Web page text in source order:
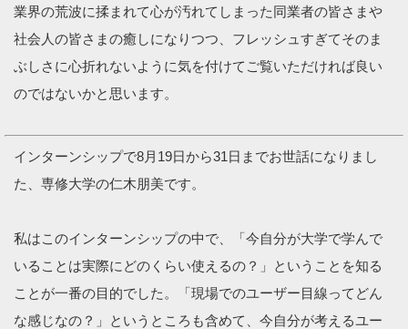
業界の荒波に揉まれて心が汚れてしまった同業者の皆さまや
社会人の皆さまの癒しになりつつ、フレッシュすぎてそのま
ぶしさに心折れないように気を付けてご覧いただければ良い
のではないかと思います。
インターンシップで8月19日から31日までお世話になりまし
た、専修大学の仁木朋美です。
私はこのインターンシップの中で、「今自分が大学で学んで
いることは実際にどのくらい使えるの？」ということを知る
ことが一番の目的でした。「現場でのユーザー目線ってどん
な感じなの？」というところも含めて、今自分が考えるユー